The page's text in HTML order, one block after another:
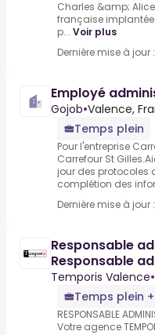
Charles &amp;
française
p... Voir plus
Dernière mise à jour
Employé
Gojob•Valence,
Temps plein
Pour l'entreprise
Carrefour St
jour des protocoles
complétion des
Dernière mise à jour
Responsable
Responsable
financière
Temporis Valence•
Temps plein
RESPONSABLE
Votre agence